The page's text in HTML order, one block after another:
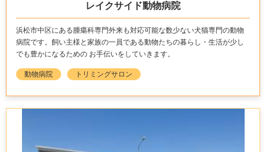
レイクサイド動物病院
浜松市中区にある腫瘍科専門外来も対応可能な数少ない犬猫専門の動物
病院です。飼い主様と家族の一員である動物たちの暮らし・生活が少し
でも豊かになるための お手伝いをしていきます。
動物病院 トリミングサロン